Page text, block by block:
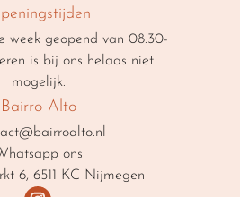
week geopend van 08.30-
is bij ons helaas niet
mogelijk.
Bairro Alto
ons
6, 6511 KC Nijmegen